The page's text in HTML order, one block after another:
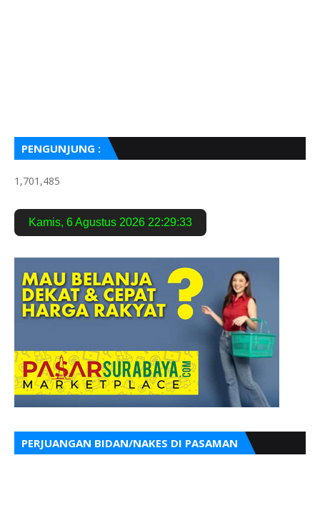
PENGUNJUNG :
1,701,485
Kamis, 6 Agustus 2026 22:29:34
PERJUANGAN BIDAN/NAKES DI PASAMAN